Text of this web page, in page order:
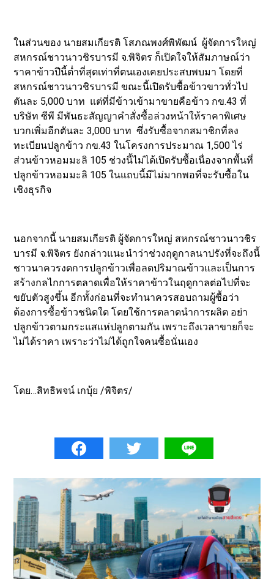
ในส่วนของ นายสมเกียรติ โสภณพงศ์พิพัฒน์ ผู้จัดการใหญ่
สหกรณ์ชาวนาวชิรบารมี จ.พิจิตร ก็เปิดใจให้สัมภาษณ์ว่า
ราคาข้าวปีนี้ต่ำที่สุดเท่าที่ตนเองเคยประสบพบมา โดยที่
สหกรณ์ชาวนาวชิรบารมี ขณะนี้เปิดรับซื้อข้าวขาวทั่วไป
ตันละ 5,000 บาท แต่ที่มีข้าวเข้ามาขายคือข้าว กข.43 ที่
บริษัท ซีพี มีพันธะสัญญาคำสั่งซื้อล่วงหน้าให้ราคาพิเศษ
บวกเพิ่มอีกตันละ 3,000 บาท ซึ่งรับซื้อจากสมาชิกที่ลง
ทะเบียนปลูกข้าว กข.43 ในโครงการประมาณ 1,500 ไร่
ส่วนข้าวหอมมะลิ 105 ช่วงนี้ไม่ได้เปิดรับซื้อเนื่องจากพื้นที่
ปลูกข้าวหอมมะลิ 105 ในแถบนี้มีไม่มากพอที่จะรับซื้อใน
เชิงธุรกิจ
นอกจากนี้ นายสมเกียรติ ผู้จัดการใหญ่ สหกรณ์ชาวนาวชิร
บารมี จ.พิจิตร ยังกล่าวแนะนำว่าช่วงฤดูกาลนาปรังที่จะถึงนี้
ชาวนาควรงดการปลูกข้าวเพื่อลดปริมาณข้าวและเป็นการ
สร้างกลไกการตลาดเพื่อให้ราคาข้าวในฤดูกาลต่อไปที่จะ
ขยับตัวสูงขึ้น อีกทั้งก่อนที่จะทำนาควรสอบถามผู้ซื้อว่า
ต้องการซื้อข้าวชนิดใด โดยใช้การตลาดนำการผลิต อย่า
ปลูกข้าวตามกระแสแห่ปลูกตามกัน เพราะถึงเวลาขายก็จะ
ไม่ได้ราคา เพราะว่าไม่ได้ถูกใจคนซื้อนั่นเอง
โดย…สิทธิพจน์ เกบุ้ย /พิจิตร/